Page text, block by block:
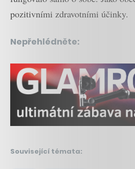
pozitivními zdravotními účinky.
Nepřehlédněte:
Související témata: